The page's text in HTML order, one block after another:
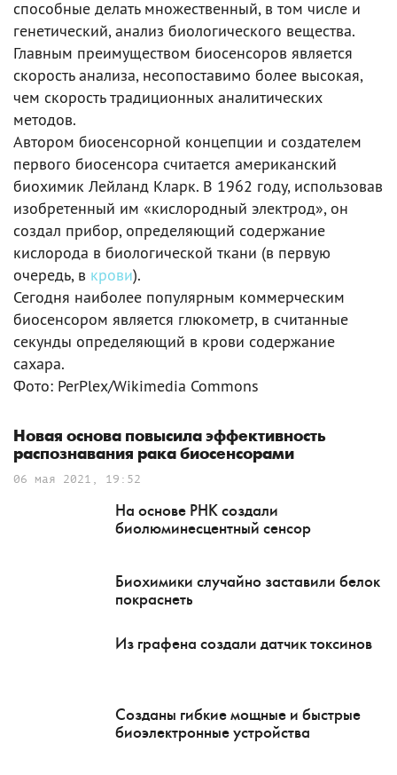
способные делать множественный, в том числе и
генетический, анализ биологического вещества.
Главным преимуществом биосенсоров является
скорость анализа, несопоставимо более высокая,
чем скорость традиционных аналитических
методов.
Автором биосенсорной концепции и создателем
первого биосенсора считается американский
биохимик Лейланд Кларк. В 1962 году, использовав
изобретенный им «кислородный электрод», он
создал прибор, определяющий содержание
кислорода в биологической ткани (в первую
очередь, в крови).
Сегодня наиболее популярным коммерческим
биосенсором является глюкометр, в считанные
секунды определяющий в крови содержание
сахара.
Фото: PerPlex/Wikimedia Commons
Новая основа повысила эффективность
распознавания рака биосенсорами
06 мая 2021, 19:52
На основе РНК создали
биолюминесцентный сенсор
Биохимики случайно заставили белок
покраснеть
Из графена создали датчик токсинов
Созданы гибкие мощные и быстрые
биоэлектронные устройства